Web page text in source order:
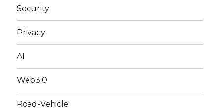
Security
Privacy
AI
Web3.0
Road-Vehicle